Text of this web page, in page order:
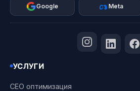
Google Meta
УСЛУГИ
СЕО оптимизация